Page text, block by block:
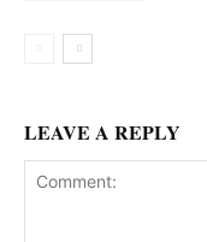
LEAVE A REPLY